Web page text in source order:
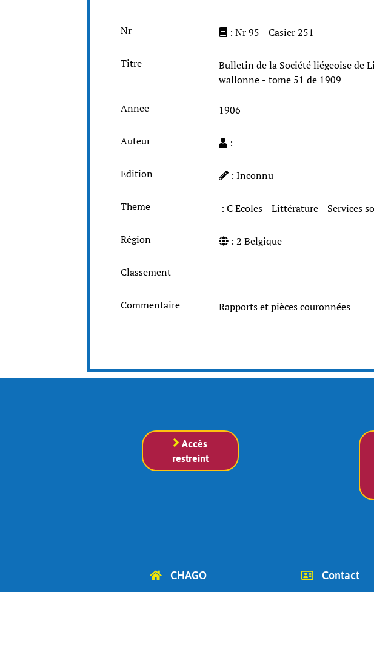
Nr : Nr 95 - Casier 251
Titre
Bulletin de la Société liégeoise de
wallonne - tome 51 de 1909
Annee 1906
Auteur :
Edition : Inconnu
Theme : C Ecoles - Littérature - Services
Région : 2 Belgique
Classement
Commentaire Rapports et pièces couronnées
Accès
restreint
CHAGO Contact